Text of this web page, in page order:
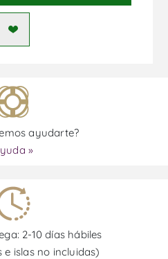
ayudarte?
»
2-10 días hábiles
islas no incluidas)